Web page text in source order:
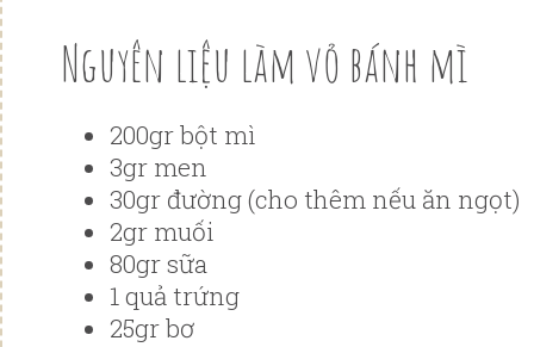
Nguyên liệu làm vỏ bánh mì
200gr bột mì
3gr men
30gr đường (cho thêm nếu ăn ngọt)
2gr muối
80gr sữa
1 quả trứng
25gr bơ